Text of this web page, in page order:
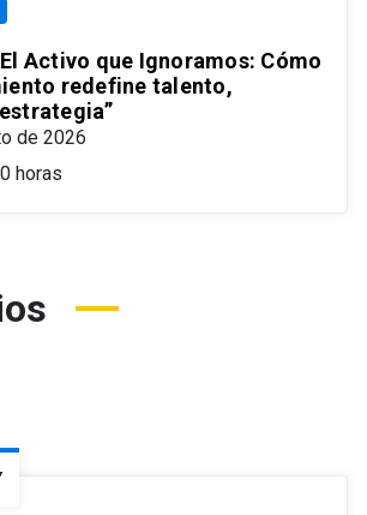
Activo que Ignoramos: Cómo
redefine talento,
de 2026
horas